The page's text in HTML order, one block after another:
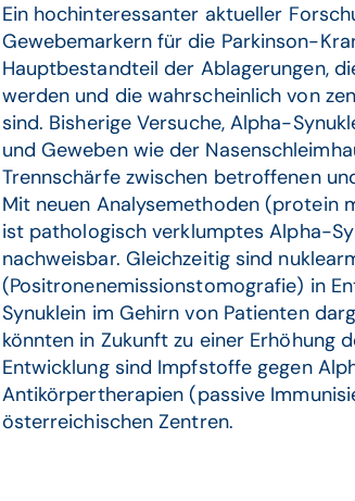
Ein hochinteressanter aktueller
Gewebemarkern für die Parkinson-
Hauptbestandteil der Ablagerungen,
werden und die wahrscheinlich von
sind. Bisherige Versuche, Alpha-
und Geweben wie der
Trennschärfe zwischen betroffenen
Mit neuen Analysemethoden (protein
ist pathologisch verklumptes Alpha-
nachweisbar. Gleichzeitig sind
(Positronenemissionstomografie) in
Synuklein im Gehirn von Patienten
könnten in Zukunft zu einer Erhöhung
Entwicklung sind Impfstoffe gegen
Antikörpertherapien (passive
österreichischen Zentren.